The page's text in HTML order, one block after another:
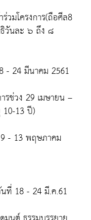
วมโครงการ(ถือศีล8
ธิวันละ ๖ ถึง ๘
- 24 มีนาคม 2561
รช่วง 29 เมษายน –
13 ปี)
- 13 พฤษภาคม
ที่ 18 - 24 มี.ค.61